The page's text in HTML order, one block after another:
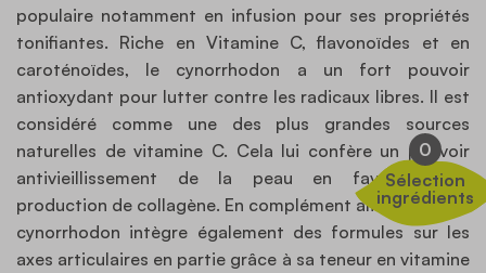
0
Sélection
ingrédients
populaire notamment en infusion pour ses propriétés
tonifiantes. Riche en Vitamine C, flavonoïdes et en
caroténoïdes, le cynorrhodon a un fort pouvoir
antioxydant pour lutter contre les radicaux libres. Il est
considéré comme une des plus grandes sources
naturelles de vitamine C. Cela lui confère un pouvoir
antivieillissement de la peau en favorisant la
production de collagène. En complément alimentaire, le
cynorrhodon intègre également des formules sur les
axes articulaires en partie grâce à sa teneur en vitamine